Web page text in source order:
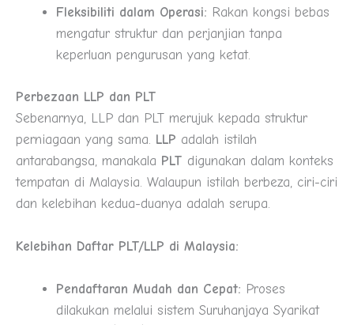
Fleksibiliti dalam Operasi: Rakan kongsi bebas
mengatur struktur dan perjanjian tanpa
keperluan pengurusan yang ketat.
Perbezaan LLP dan PLT
Sebenarnya, LLP dan PLT merujuk kepada struktur
perniagaan yang sama. LLP adalah istilah
antarabangsa, manakala PLT digunakan dalam konteks
tempatan di Malaysia. Walaupun istilah berbeza, ciri-ciri
dan kelebihan kedua-duanya adalah serupa.
Kelebihan Daftar PLT/LLP di Malaysia:
Pendaftaran Mudah dan Cepat: Proses
dilakukan melalui sistem Suruhanjaya Syarikat